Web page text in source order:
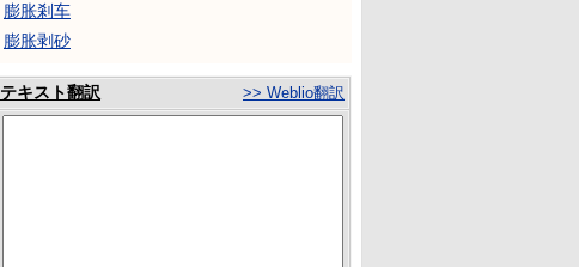
膨胀剎车
膨胀剥砂
テキスト翻訳 >> Weblio翻訳